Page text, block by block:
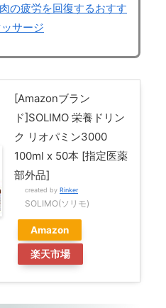
の疲労を回復するおすす
サージ
[Amazonブラン
ド]SOLIMO 栄養ドリン
ク リオパミン3000
100ml x 50本 [指定医薬
部外品]
created by Rinker
SOLIMO(ソリモ)
Amazon
楽天市場